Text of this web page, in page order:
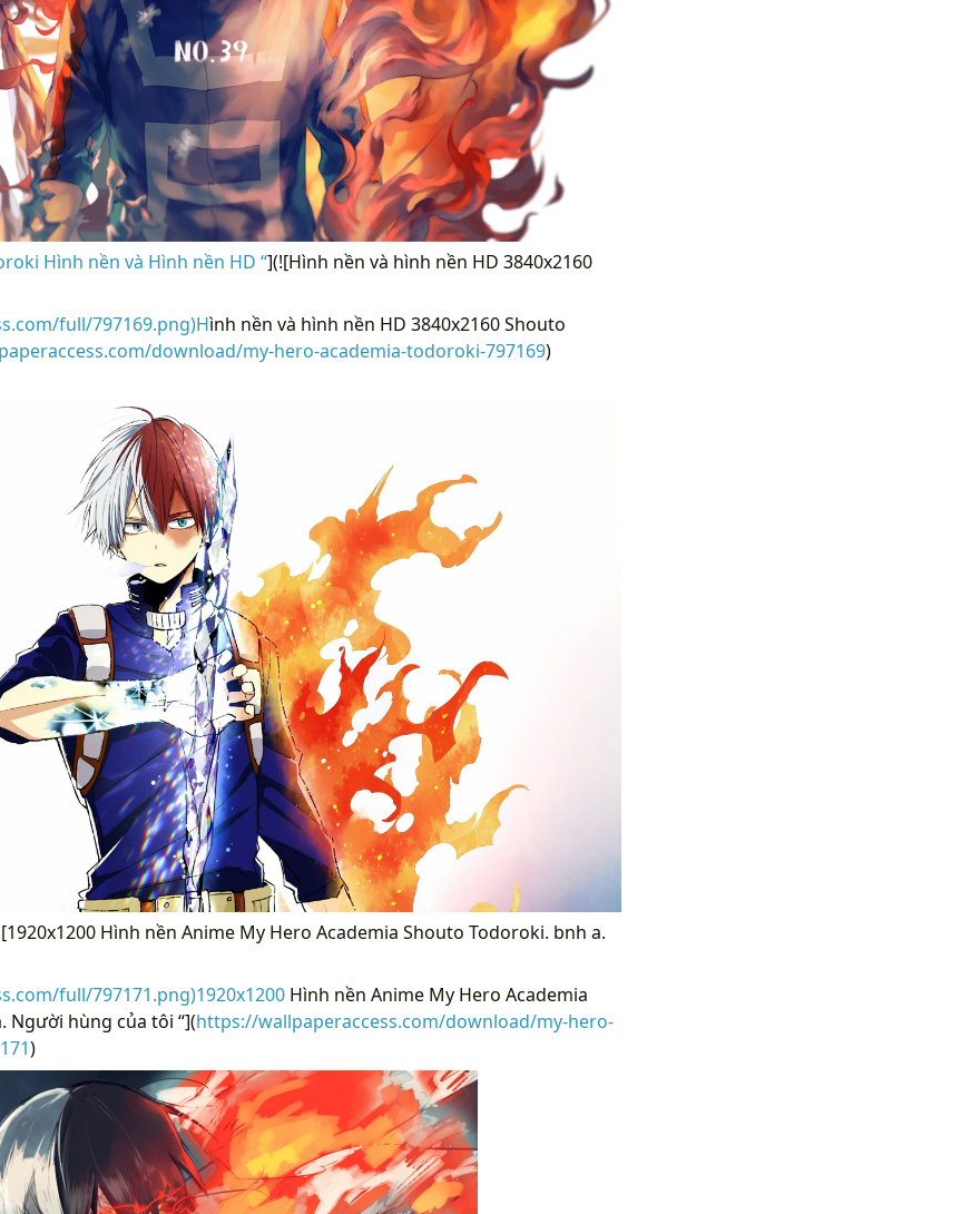
Hình nền và Hình nền HD “](![Hình nền và hình nền HD 3840x2160
full/797169.png)Hình nền và hình nền HD 3840x2160 Shouto
download/my-hero-academia-todoroki-797169)
Hình nền Anime My Hero Academia Shouto Todoroki. bnh a.
full/797171.png)1920x1200Hình nền Anime My Hero Academia
Người hùng của tôi “](https://wallpaperaccess.com/download/my-hero-
)